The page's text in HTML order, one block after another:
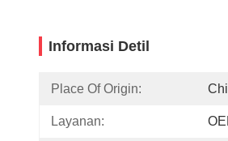
Informasi Detil
Place Of Origin:
Layanan: